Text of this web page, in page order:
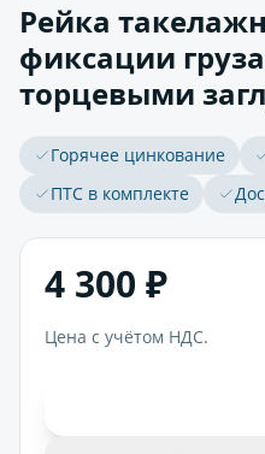
Рейка
фиксации
торцевыми
Горячее цинкование
ПТС в комплекте
4 300 ₽
Цена с учётом НДС.